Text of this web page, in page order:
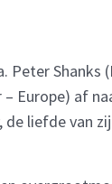
Peter Shanks
Europe) af
de liefde van